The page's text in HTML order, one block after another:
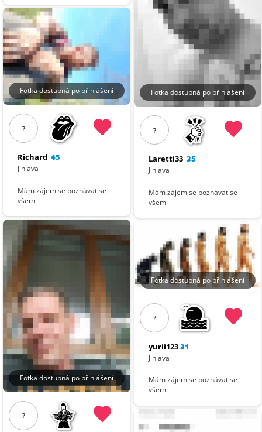
Fotka dostupná po přihlášení
?
Richard 45
Jihlava
Mám zájem se poznávat se
všemi
Fotka dostupná po přihlášení
?
Fotka dostupná po přihlášení
?
Laretti33 35
Jihlava
Mám zájem se poznávat se
všemi
Fotka dostupná po přihlášení
?
yurii12331
Jihlava
Mám zájem se poznávat se
všemi